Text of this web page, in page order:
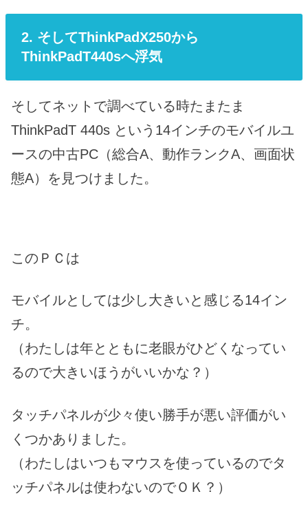
2. そしてThinkPadX250から
ThinkPadT440sへ浮気
そしてネットで調べている時たまたま
ThinkPadT 440s という14インチのモバイルユ
ースの中古PC（総合A、動作ランクA、画面状
態A）を見つけました。
このＰＣは
モバイルとしては少し大きいと感じる14イン
チ。
（わたしは年とともに老眼がひどくなってい
るので大きいほうがいいかな？）
タッチパネルが少々使い勝手が悪い評価がい
くつかありました。
（わたしはいつもマウスを使っているのでタ
ッチパネルは使わないのでＯＫ？）